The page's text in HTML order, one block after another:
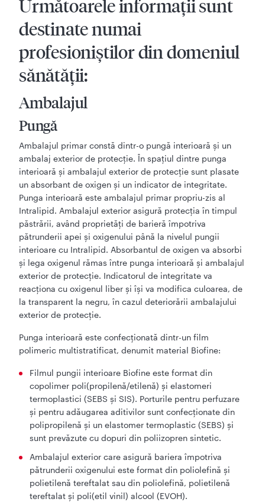
Următoarele informaţii sunt
destinate numai
profesioniştilor din domeniul
sănătăţii:
Ambalajul
Pungă
Ambalajul primar constă dintr-o pungă interioară şi un
ambalaj exterior de protecţie. În spaţiul dintre punga
interioară şi ambalajul exterior de protecţie sunt plasate
un absorbant de oxigen şi un indicator de integritate.
Punga interioară este ambalajul primar propriu-zis al
Intralipid. Ambalajul exterior asigură protecţia în timpul
păstrării, având proprietăţi de barieră împotriva
pătrunderii apei şi oxigenului până la nivelul pungii
interioare cu Intralipid. Absorbantul de oxigen va absorbi
şi lega oxigenul rămas între punga interioară şi ambalajul
exterior de protecţie. Indicatorul de integritate va
reacţiona cu oxigenul liber şi îşi va modifica culoarea, de
la transparent la negru, în cazul deteriorării ambalajului
exterior de protecţie.
Punga interioară este confecţionată dintr-un film
polimeric multistratificat, denumit material Biofine:
Filmul pungii interioare Biofine este format din
copolimer poli(propilenă/etilenă) şi elastomeri
termoplastici (SEBS şi SIS). Porturile pentru perfuzare
şi pentru adăugarea aditivilor sunt confecţionate din
polipropilenă şi un elastomer termoplastic (SEBS) şi
sunt prevăzute cu dopuri din poliizopren sintetic.
Ambalajul exterior care asigură bariera împotriva
pătrunderii oxigenului este format din poliolefină şi
polietilenă tereftalat sau din poliolefină, polietilenă
tereftalat şi poli(etil vinil) alcool (EVOH).